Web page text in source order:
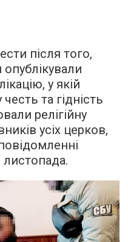
після того,
у якій
та гідність
релігійну
усіх церков,